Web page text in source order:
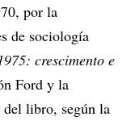
por la
de sociología
crescimento e
Ford y la
libro, según la